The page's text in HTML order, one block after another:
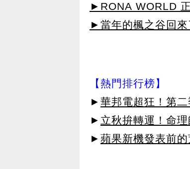
►RONA WORLD
►當年的楓之谷回來
【熱門排行榜】
► 華邦電超狂！第
► 立秋拚轉運！命
► 蘋果新機發表前